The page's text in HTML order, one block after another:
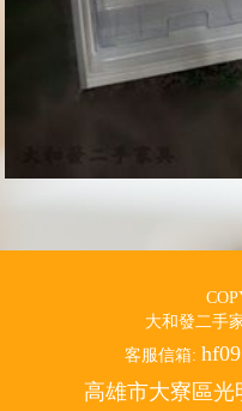
大和發二手
客服信箱:
高雄市大寮區光